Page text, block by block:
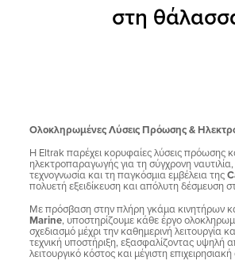
στη
Ολοκληρωμένες Λύσεις Πρόωσης &
Η Eltrak παρέχει κορυφαίες λύσεις πρόωσης
ηλεκτροπαραγωγής για τη σύγχρονη
τεχνογνωσία και τη παγκόσμια εμβέλεια της
πολυετή εξειδίκευση και απόλυτη δέσμευση
Με πρόσβαση στην πλήρη γκάμα κινητήρων
Marine, υποστηρίζουμε κάθε έργο
σχεδιασμό μέχρι την καθημερινή λειτουργία
τεχνική υποστήριξη, εξασφαλίζοντας υψηλή
λειτουργικό κόστος και μέγιστη